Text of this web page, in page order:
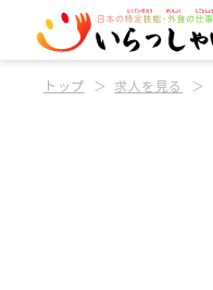
トップ 求人を見る